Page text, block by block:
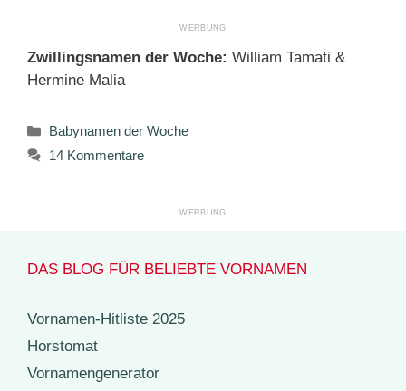
Zwillingsnamen der Woche: William Tamati &
Hermine Malia
Kategorien
Babynamen der Woche
14 Kommentare
DAS BLOG FÜR BELIEBTE VORNAMEN
Vornamen-Hitliste 2025
Horstomat
Vornamengenerator